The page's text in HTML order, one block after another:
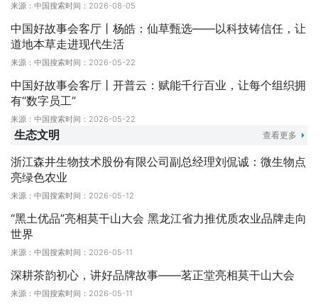
来源：中国搜索时间：2026-08-05
中国好故事会客厅丨杨皓：仙草甄选——以科技铸信任，让
道地本草走进现代生活
来源：中国搜索时间：2026-05-22
中国好故事会客厅丨开普云：赋能千行百业，让每个组织拥
有“数字员工”
来源：中国搜索时间：2026-05-22
生态文明 查看更多
浙江森井生物技术股份有限公司副总经理刘侃诚：微生物点
亮绿色农业
来源：中国搜索时间：2026-05-12
“黑土优品”亮相莫干山大会 黑龙江省力推优质农业品牌走向
世界
来源：中国搜索时间：2026-05-11
深耕茶韵初心，讲好品牌故事——茗正堂亮相莫干山大会
来源：中国搜索时间：2026-05-11